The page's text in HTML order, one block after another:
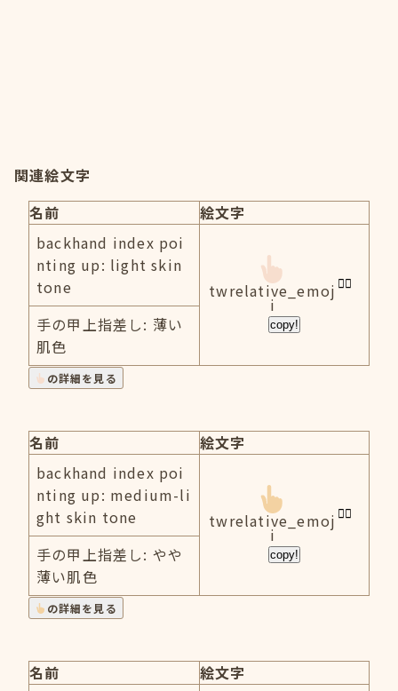
関連絵文字
名前
絵文字
backhand index poi
nting up: light skin
tone
twrelative_emoj
i
copy!
手の甲上指差し: 薄い
肌色
の詳細を見る
名前
絵文字
backhand index poi
nting up: medium-li
ght skin tone
twrelative_emoj
i
copy!
手の甲上指差し: やや
薄い肌色
の詳細を見る
名前
絵文字